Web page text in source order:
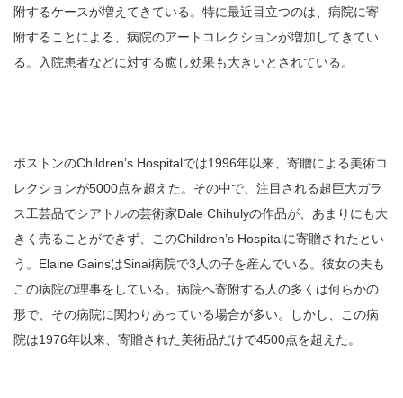
附するケースが増えてきている。特に最近目立つのは、病院に寄
附することによる、病院のアートコレクションが増加してきてい
る。入院患者などに対する癒し効果も大きいとされている。
ボストンのChildren’s Hospitalでは1996年以来、寄贈による美術コ
レクションが5000点を超えた。その中で、注目される超巨大ガラ
ス工芸品でシアトルの芸術家Dale Chihulyの作品が、あまりにも大
きく売ることができず、このChildren’s Hospitalに寄贈されたとい
う。Elaine GainsはSinai病院で3人の子を産んでいる。彼女の夫も
この病院の理事をしている。病院へ寄附する人の多くは何らかの
形で、その病院に関わりあっている場合が多い。しかし、この病
院は1976年以来、寄贈された美術品だけで4500点を超えた。